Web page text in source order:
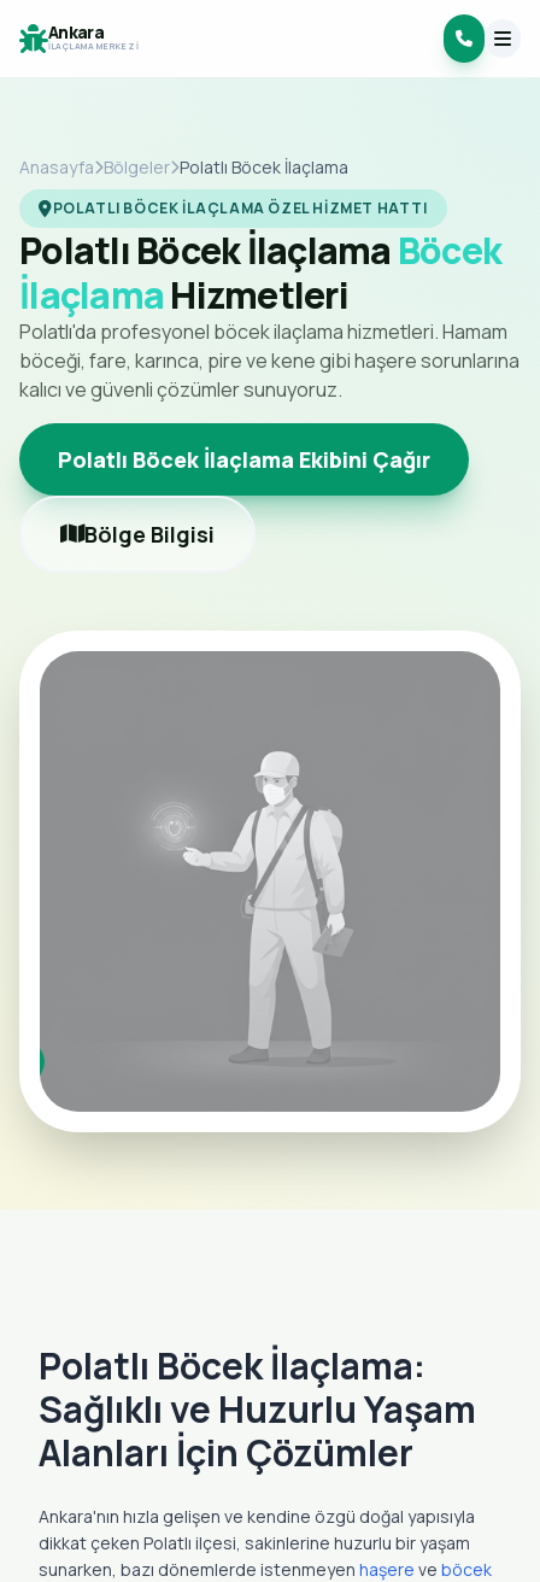
Ankara
İLAÇLAMA MERKEZI
Anasayfa Bölgeler Polatlı Böcek İlaçlama
POLATLI BÖCEK İLAÇLAMA ÖZEL HIZMET HATTI
Polatlı Böcek İlaçlama Böcek
İlaçlamaHizmetleri
Polatlı'da profesyonel böcek ilaçlama hizmetleri. Hamam
böceği, fare, karınca, pire ve kene gibi haşere sorunlarına
kalıcı ve güvenli çözümler sunuyoruz.
Polatlı Böcek İlaçlama Ekibini Çağır
Bölge Bilgisi
Polatlı Böcek İlaçlama:
Sağlıklı ve Huzurlu Yaşam
Alanları İçin Çözümler
Ankara'nın hızla gelişen ve kendine özgü doğal yapısıyla
dikkat çeken Polatlı ilçesi, sakinlerine huzurlu bir yaşam
sunarken, bazı dönemlerde istenmeyen haşere ve böcek